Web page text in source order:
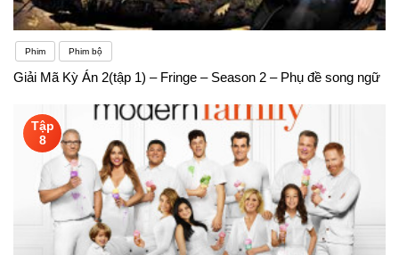
Phim Phim bộ
Giải Mã Kỳ Án 2(tập 1) – Fringe – Season 2 – Phụ đề song ngữ
Tập
8